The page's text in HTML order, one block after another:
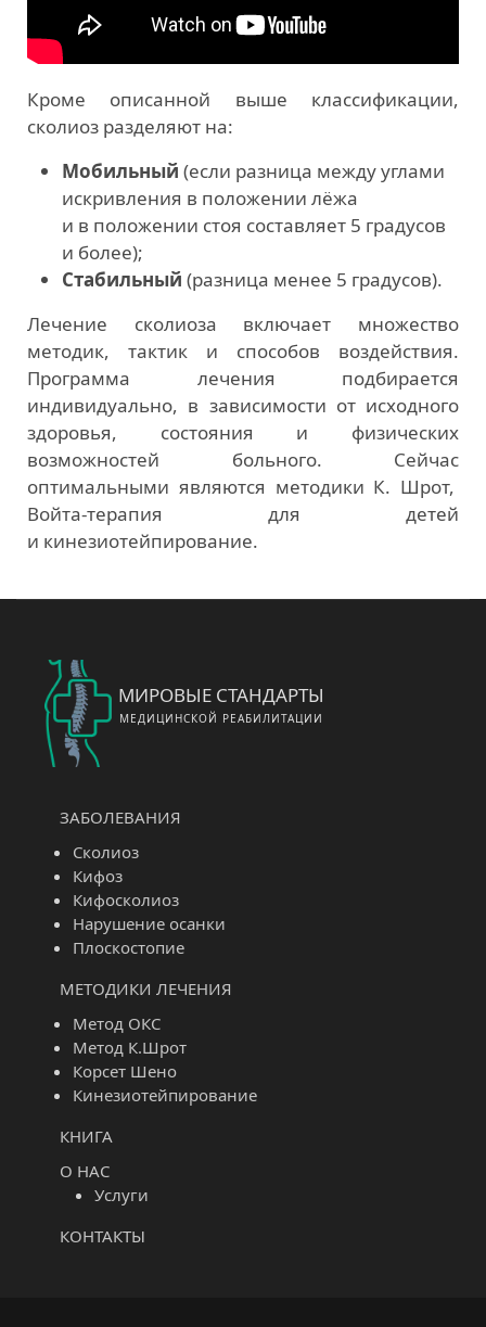
Кроме описанной выше классификации,
сколиоз разделяют на:
Мобильный (если разница между углами
искривления в положении лёжа
и в положении стоя составляет 5 градусов
и более);
Стабильный (разница менее 5 градусов).
Лечение сколиоза включает множество
методик, тактик и способов воздействия.
Программа лечения подбирается
индивидуально, в зависимости от исходного
здоровья, состояния и физических
возможностей больного. Сейчас
оптимальными являются методики К. Шрот,
Войта-терапия для детей
и кинезиотейпирование.
МИРОВЫЕ СТАНДАРТЫ
МЕДИЦИНСКОЙ РЕАБИЛИТАЦИИ
ЗАБОЛЕВАНИЯ
Сколиоз
Кифоз
Кифосколиоз
Нарушение осанки
Плоскостопие
МЕТОДИКИ ЛЕЧЕНИЯ
Метод ОКС
Метод К.Шрот
Корсет Шено
Кинезиотейпирование
КНИГА
О НАС
Услуги
КОНТАКТЫ